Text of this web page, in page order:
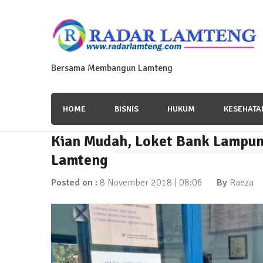
Bersama Membangun Lamteng
HOME BISNIS HUKUM
News Flash
Polres Lamteng Gelar
News Flash
Puluhan Warga Dusun III Geruduk Balai
Kian Mudah, Loket Bank
Lamteng
Posted on : 8 November 2018 | 08:06 By Raeza